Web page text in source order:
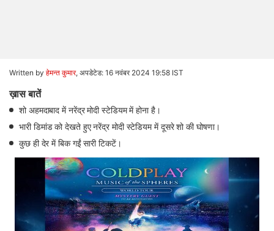
Written by हेमन्त कुमार, अपडेटेड: 16 नवंबर 2024 19:58 IST
ख़ास बातें
शो अहमदाबाद में नरेंद्र मोदी स्टेडियम में होना है।
भारी डिमांड को देखते हुए नरेंद्र मोदी स्टेडियम में दूसरे शो की घोषणा।
कुछ ही देर में बिक गईं सारी टिकटें।